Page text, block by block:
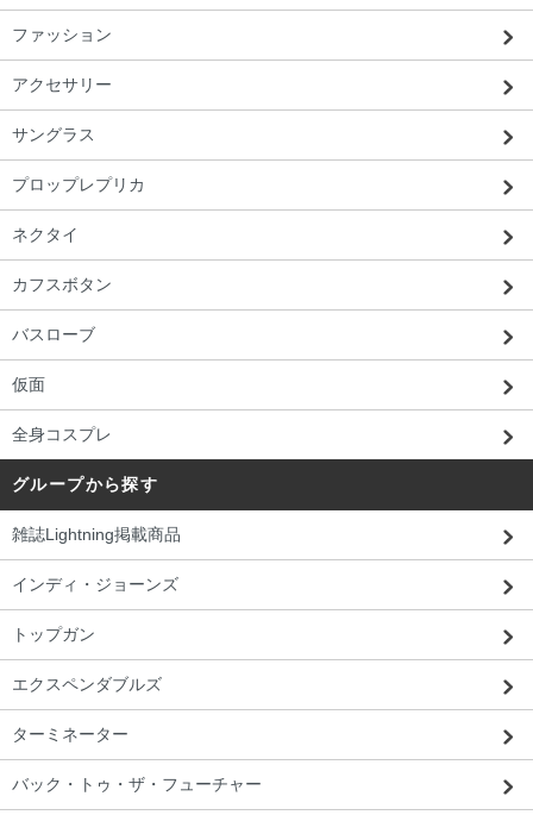
ファッション
アクセサリー
サングラス
プロップレプリカ
ネクタイ
カフスボタン
バスローブ
仮面
全身コスプレ
グループから探す
雑誌Lightning掲載商品
インディ・ジョーンズ
トップガン
エクスペンダブルズ
ターミネーター
バック・トゥ・ザ・フューチャー